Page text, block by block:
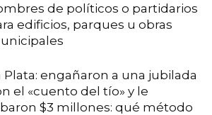
de políticos o partidarios
edificios, parques u obras
Plata: engañaron a una jubilada
el «cuento del tío» y le
$3 millones: qué método